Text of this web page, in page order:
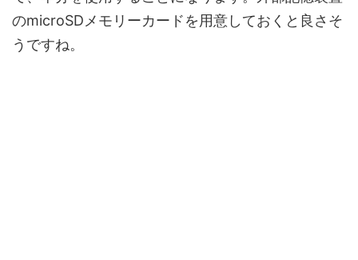
のmicroSDメモリーカードを用意しておくと良さそ
うですね。